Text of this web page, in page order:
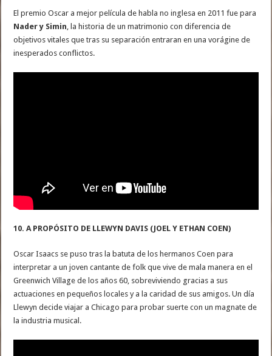
El premio Oscar a mejor película de habla no inglesa en 2011 fue para
Nader y Simin , la historia de un matrimonio con diferencia de
objetivos vitales que tras su separación entraran en una vorágine de
inesperados conflictos.
10. A PROPÓSITO DE LLEWYN DAVIS (JOEL Y ETHAN COEN)
Oscar Isaacs se puso tras la batuta de los hermanos Coen para
interpretar a un joven cantante de folk que vive de mala manera en el
Greenwich Village de los años 60, sobreviviendo gracias a sus
actuaciones en pequeños locales y a la caridad de sus amigos. Un día
Llewyn decide viajar a Chicago para probar suerte con un magnate de
la industria musical.